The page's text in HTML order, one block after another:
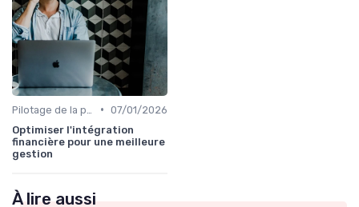
• 07/01/2026
Optimiser l'intégration
financière pour une meilleure
gestion
À lire aussi